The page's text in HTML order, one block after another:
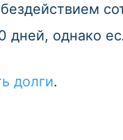
дней, однако
долги.